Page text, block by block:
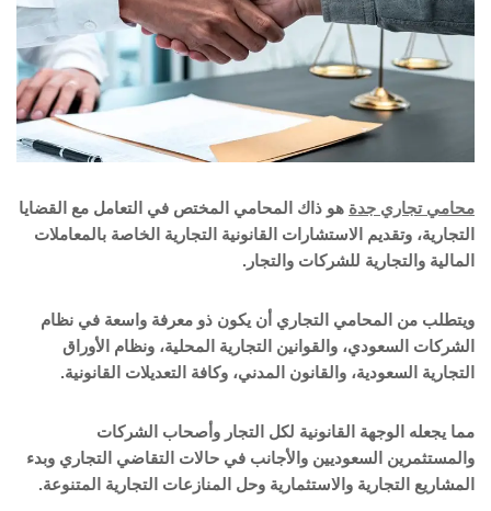
محامي تجاري جدة هو ذاك المحامي المختص في التعامل مع القضايا
التجارية، وتقديم الاستشارات القانونية التجارية الخاصة بالمعاملات
المالية والتجارية للشركات والتجار.
ويتطلب من المحامي التجاري أن يكون ذو معرفة واسعة في نظام
الشركات السعودي، والقوانين التجارية المحلية، ونظام الأوراق
التجارية السعودية، والقانون المدني، وكافة التعديلات القانونية.
مما يجعله الوجهة القانونية لكل التجار وأصحاب الشركات
والمستثمرين السعوديين والأجانب في حالات التقاضي التجاري وبدء
المشاريع التجارية والاستثمارية وحل المنازعات التجارية المتنوعة.